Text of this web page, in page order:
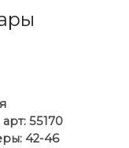
арт: 55170
42-46